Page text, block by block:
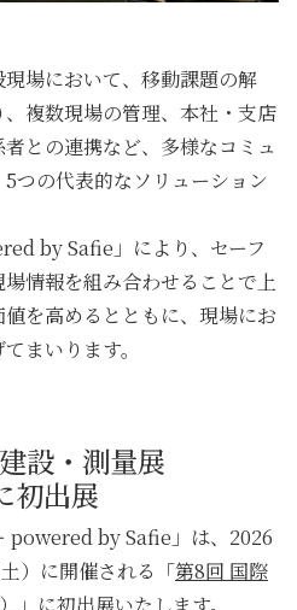
場において、移動課題の解
複数現場の管理、本社・支店
との連携など、多様なコミュ
つの代表的なソリューション
by Safie」により、セーフ
情報を組み合わせることで上
を高めるとともに、現場にお
まいります。
設・測量展
初出展
powered by Safie」は、2026
）に開催される「第8回 国際
」に初出展いたします。